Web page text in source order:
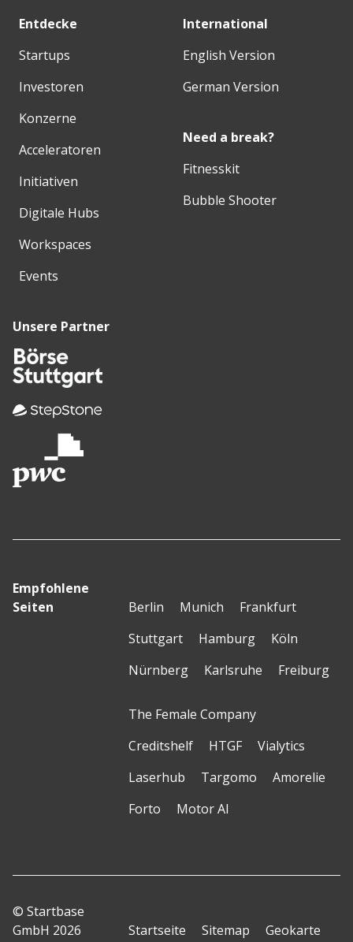
Entdecke
Startups
Investoren
Konzerne
Acceleratoren
Initiativen
Digitale Hubs
Workspaces
Events
International
English Version
German Version
Need a break?
Fitnesskit
Bubble Shooter
Unsere Partner
Empfohlene
Seiten
Berlin Munich
Frankfurt
Stuttgart
Hamburg
Köln
Nürnberg
Karlsruhe Freiburg
The Female Company
Creditshelf
HTGF
Vialytics
Laserhub
Targomo
Amorelie
Forto
Motor AI
© Startbase
GmbH 2026
Startseite Sitemap Geokarte